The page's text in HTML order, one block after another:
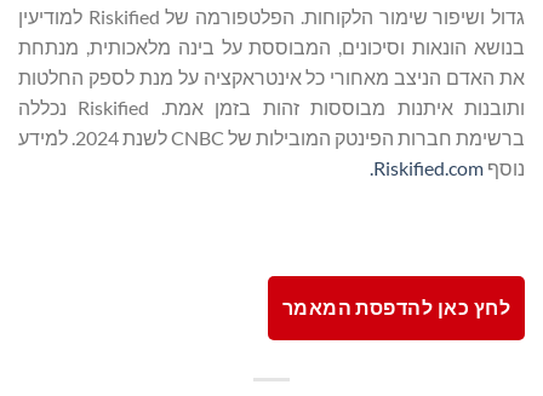
גדול ושיפור שימור הלקוחות. הפלטפורמה של Riskified למודיעין
בנושא הונאות וסיכונים, המבוססת על בינה מלאכותית, מנתחת
את האדם הניצב מאחורי כל אינטראקציה על מנת לספק החלטות
ותובנות איתנות מבוססות זהות בזמן אמת. Riskified נכללה
ברשימת חברות הפינטק המובילות של CNBC לשנת 2024. למידע
נוסף Riskified.com.
לחץ כאן להדפסת המאמר